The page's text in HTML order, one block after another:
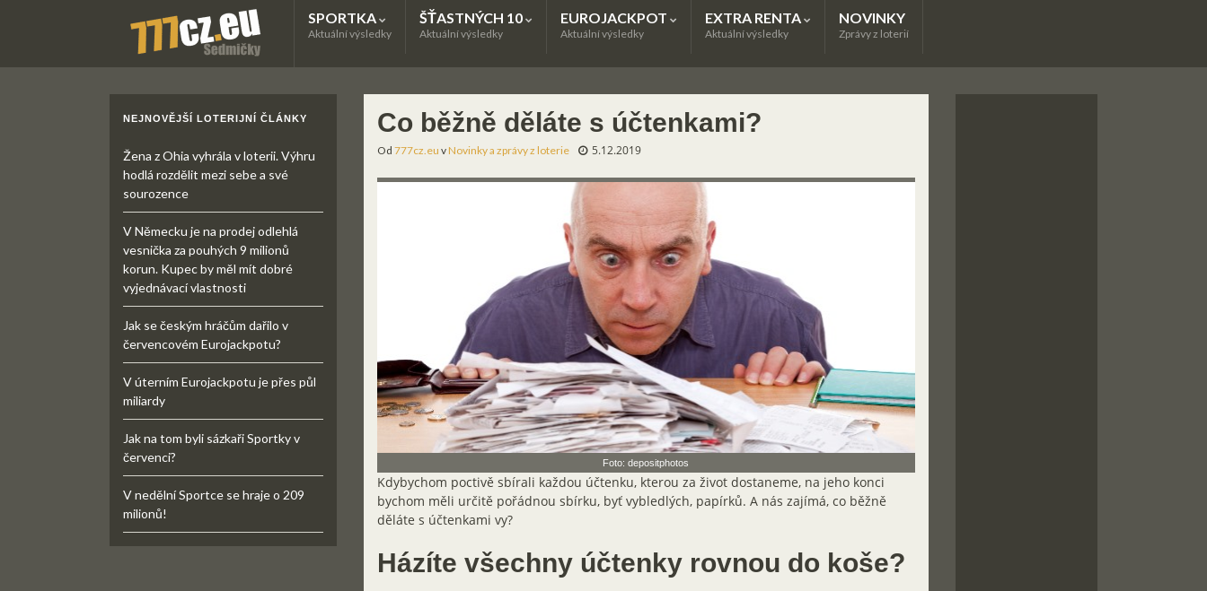
SPORTKA
Aktuální výsledky
ŠŤASTNÝCH 10
Aktuální výsledky
EUROJACKPOT
Aktuální výsledky
EXTRA RENTA
Aktuální výsledky
NOVINKY
Zprávy z loterií
Co běžně děláte s účtenkami?
Od 777cz.eu vNovinky a zprávy z loterie 5.12.2019
Foto: depositphotos
Kdybychom poctivě sbírali každou účtenku, kterou za život dostaneme, na jeho konci
bychom měli určitě pořádnou sbírku, byť vybledlých, papírků. A nás zajímá, co běžně
děláte s účtenkami vy?
Házíte všechny účtenky rovnou do koše?
NEJNOVĚJŠÍ LOTERIJNÍ ČLÁNKY
Žena z Ohia vyhrála v loterii. Výhru
hodlá rozdělit mezi sebe a své
sourozence
V Německu je na prodej odlehlá
vesnička za pouhých 9 milionů
korun. Kupec by měl mít dobré
vyjednávací vlastnosti
Jak se českým hráčům dařilo v
červencovém Eurojackpotu?
V úterním Eurojackpotu je přes půl
miliardy
Jak na tom byli sázkaři Sportky v
červenci?
V nedělní Sportce se hraje o 209
milionů!